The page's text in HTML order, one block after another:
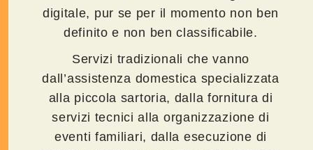
digitale, pur se per il momento non ben
definito e non ben classificabile.
Servizi tradizionali che vanno
dall’assistenza domestica specializzata
alla piccola sartoria, dalla fornitura di
servizi tecnici alla organizzazione di
eventi familiari, dalla esecuzione di